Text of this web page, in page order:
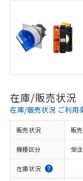
在庫/販売状況
在庫/販売状況 ご利用
販売状況 販
機種区分 受
在庫状況